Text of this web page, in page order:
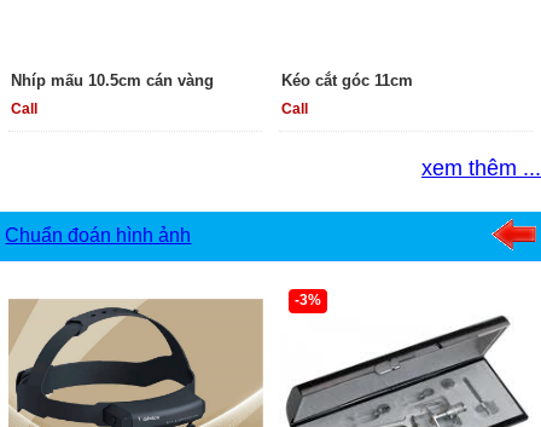
Nhíp mấu 10.5cm cán vàng
Call
Kéo cắt góc 11cm
Call
xem thêm ...
Chuẩn đoán hình ảnh
-3%